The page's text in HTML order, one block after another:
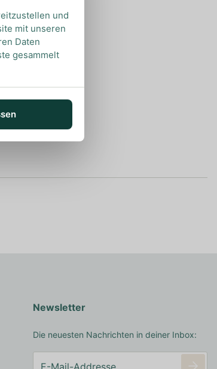
(2:1)
Newsletter
Die neuesten Nachrichten in deiner Inbox:
und
mit unseren
Daten
gesammelt